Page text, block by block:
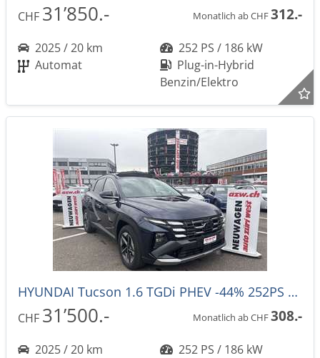
CHF 31’850.- Monatlich ab CHF312.-
2025 / 20 km
252 PS / 186 kW
Automat
Plug-in-Hybrid
Benzin/Elektro
HYUNDAI Tucson 1.6 TGDi PHEV -44% 252PS Techno Sky 4WD Automat
CHF 31’500.- Monatlich ab CHF308.-
2025 / 20 km
252 PS / 186 kW